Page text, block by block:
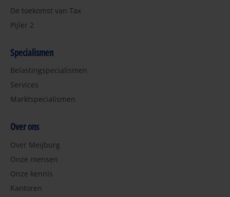
De toekomst van Tax
Pijler 2
Specialismen
Belastingspecialismen
Services
Marktspecialismen
Over ons
Over Meijburg
Onze mensen
Onze kennis
Kantoren